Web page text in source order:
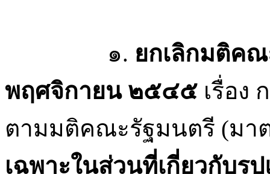
๑. ยกเลิกมติค
พฤศจิกายน ๒๕๔๕ เรื่อง
ตามมติคณะรัฐมนตรี (มา
เฉพาะในส่วนที่เกี่ยวกับรู